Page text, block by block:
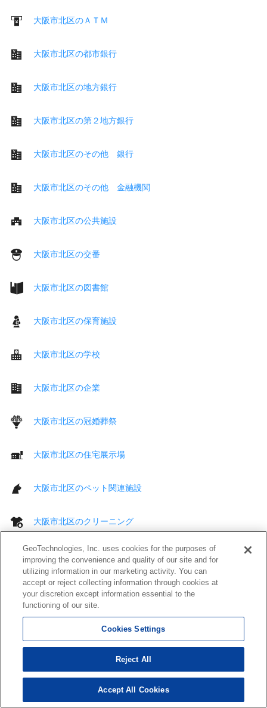
大阪市北区のＡＴＭ
大阪市北区の都市銀行
大阪市北区の地方銀行
大阪市北区の第２地方銀行
大阪市北区のその他 銀行
大阪市北区のその他 金融機関
大阪市北区の公共施設
大阪市北区の交番
大阪市北区の図書館
大阪市北区の保育施設
大阪市北区の学校
大阪市北区の企業
大阪市北区の冠婚葬祭
大阪市北区の住宅展示場
大阪市北区のペット関連施設
大阪市北区のクリーニング
大阪市北区のコインランドリー
大阪市北区の美容室
大阪市北区の理容室・美容室
大阪市北区のその他 生活
GeoTechnologies, Inc. uses cookies for the purposes of
improving the convenience and quality of our site and for
utilizing information in our marketing activity. You can
accept or reject collecting information through cookies at
your discretion except information essential to the
functioning of our site.
Cookies Settings
Reject All
Accept All Cookies